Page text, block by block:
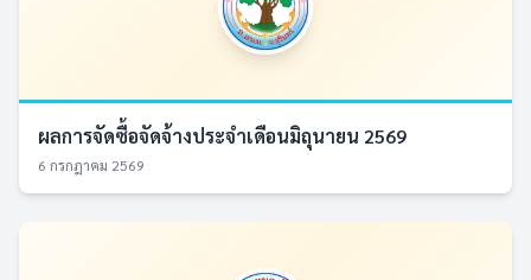
ผลการจัดซื้อจัดจ้างประจำเดือนมิถุนายน 2569
6 กรกฎาคม 2569